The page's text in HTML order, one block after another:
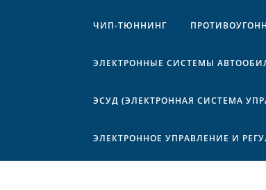
ЧИП-ТЮННИНГ
ЭЛЕКТРОННЫЕ СИСТЕМЫ
ЭСУД (ЭЛЕКТРОННАЯ СИСТЕМА
ЭЛЕКТРОННОЕ УПРАВЛЕНИЕ И